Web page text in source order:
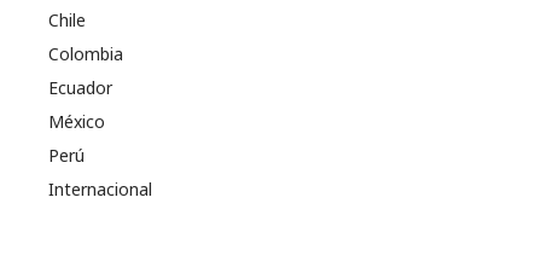
Chile
Colombia
Ecuador
México
Perú
Internacional